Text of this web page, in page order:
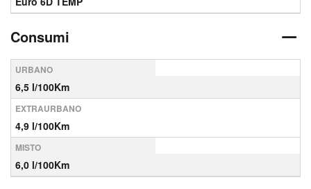
Consumi
URBANO
6,5 l/100Km
EXTRAURBANO
4,9 l/100Km
MISTO
6,0 l/100Km